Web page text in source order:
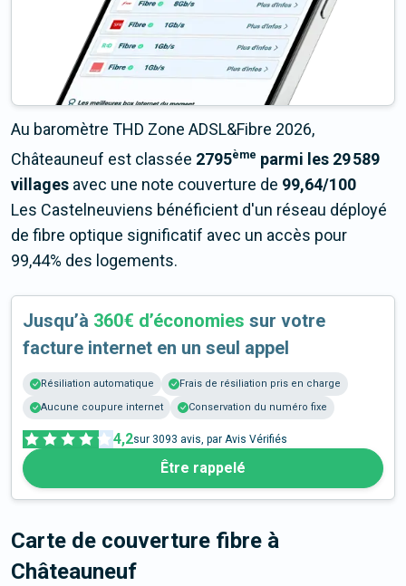
Au baromètre THD Zone ADSL&Fibre 2026,
Châteauneuf est classée 2795ème parmi les 29 589
villages avec une note couverture de 99,64/100
Les Castelneuviens bénéficient d'un réseau déployé
de fibre optique significatif avec un accès pour
99,44% des logements.
Jusqu’à 360€ d’économies sur votre
facture internet en un seul appel
Résiliation automatique
Frais de résiliation pris en charge
Aucune coupure internet
Conservation du numéro fixe
4,2sur 3093 avis, par Avis Vérifiés
Être rappelé
Carte de couverture fibre à
Châteauneuf